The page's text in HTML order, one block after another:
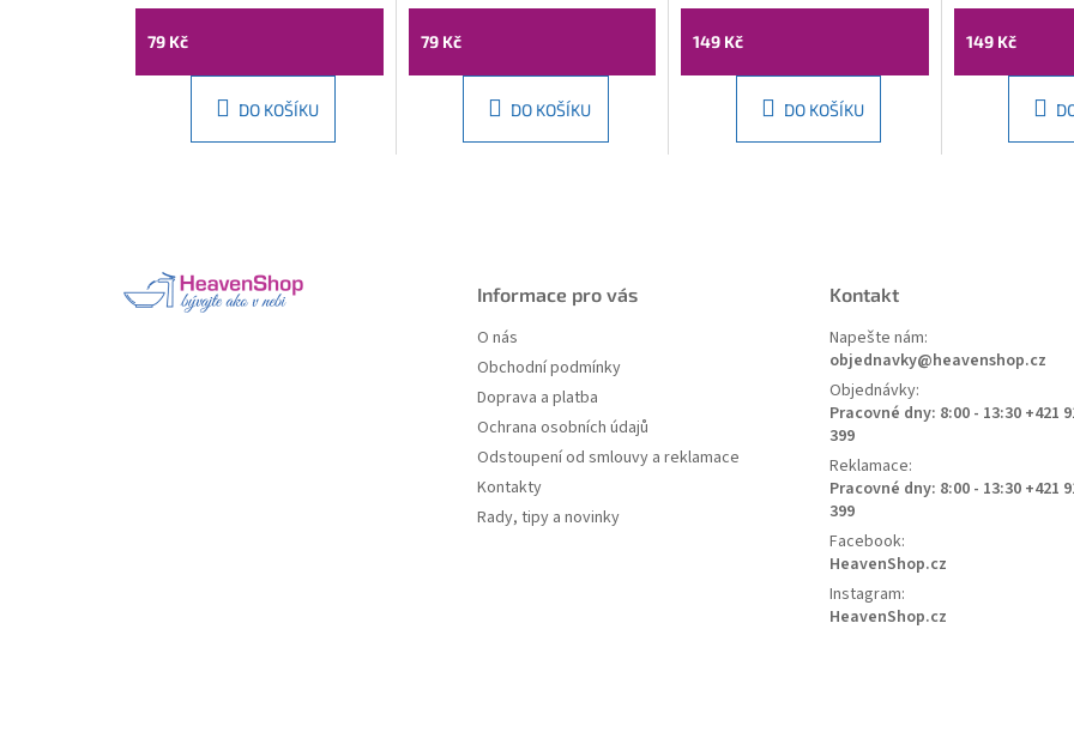
79 Kč
DO KOŠÍKU
79 Kč
DO KOŠÍKU
149 Kč
DO KOŠÍKU
149 Kč
Informace pro vás
O nás
Obchodní podmínky
Doprava a platba
Ochrana osobních údajů
Odstoupení od smlouvy a reklamace
Kontakty
Rady, tipy a novinky
Kontakt
Napešte nám:
objednavky@heavenshop.cz
Objednávky:
Pracovné dny: 8:00 - 13:30 +421
399
Reklamace:
Pracovné dny: 8:00 - 13:30 +421
399
Facebook:
HeavenShop.cz
Instagram:
HeavenShop.cz